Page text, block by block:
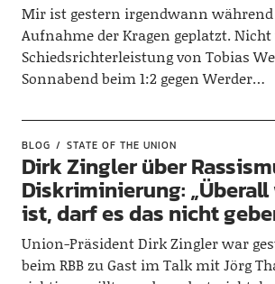
Mir ist gestern irgendwann während
Aufnahme der Kragen geplatzt. Nicht
Schiedsrichterleistung von Tobias
Sonnabend beim 1:2 gegen Werder…
BLOG STATE OF THE UNION
Dirk Zingler über
Diskriminierung: „Überall
ist, darf es das nicht
Union-Präsident Dirk Zingler war
beim RBB zu Gast im Talk mit Jörg